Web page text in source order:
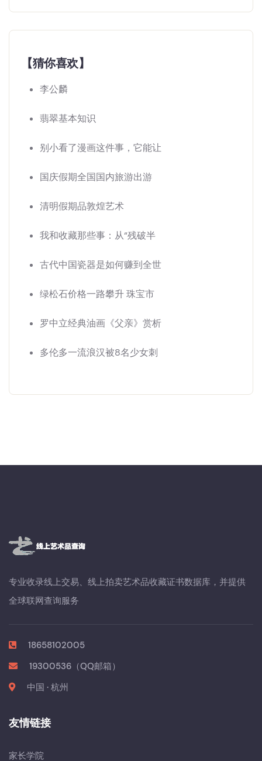
【猜你喜欢】
李公麟
翡翠基本知识
别小看了漫画这件事，它能让
国庆假期全国国内旅游出游
清明假期品敦煌艺术
我和收藏那些事：从“残破半
古代中国瓷器是如何赚到全世
绿松石价格一路攀升 珠宝市
罗中立经典油画《父亲》赏析
多伦多一流浪汉被8名少女刺
专业收录线上交易、线上拍卖艺术品收藏证书数据库，并提供
全球联网查询服务
18658102005
19300536（QQ邮箱）
中国 · 杭州
友情链接
家长学院